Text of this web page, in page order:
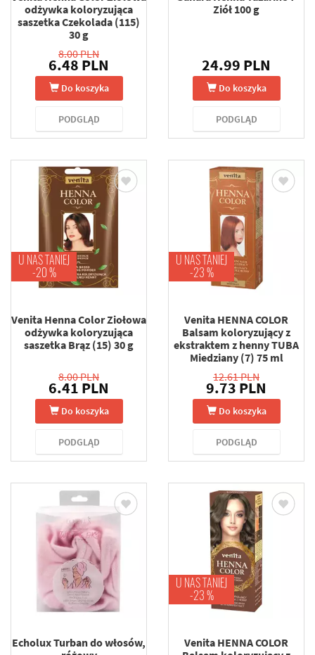
odżywka koloryzująca
saszetka Czekolada (115)
30 g
8.00 PLN
6.48 PLN
Do koszyka
PODGLĄD
Ziół 100 g
24.99 PLN
Do koszyka
PODGLĄD
U NAS TANIEJ
-20 %
Venita Henna Color Ziołowa
odżywka koloryzująca
saszetka Brąz (15) 30 g
8.00 PLN
6.41 PLN
Do koszyka
PODGLĄD
U NAS TANIEJ
-23 %
Venita HENNA COLOR
Balsam koloryzujący z
ekstraktem z henny TUBA
Miedziany (7) 75 ml
12.61 PLN
9.73 PLN
Do koszyka
PODGLĄD
Echolux Turban do włosów,
U NAS TANIEJ
-23 %
Venita HENNA COLOR